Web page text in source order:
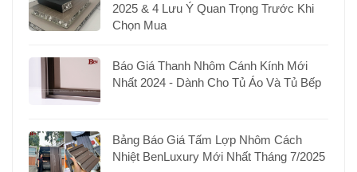
2025 & 4 Lưu Ý Quan Trọng Trước Khi
Chọn Mua
Báo Giá Thanh Nhôm Cánh Kính Mới
Nhất 2024 - Dành Cho Tủ Áo Và Tủ Bếp
Bảng Báo Giá Tấm Lợp Nhôm Cách
Nhiệt BenLuxury Mới Nhất Tháng 7/2025